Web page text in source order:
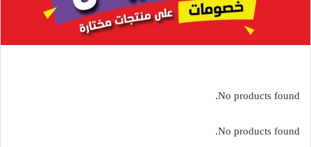
No products found.
No products found.